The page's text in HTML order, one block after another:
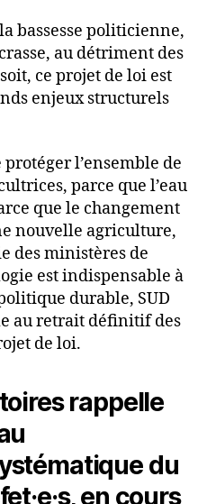
bassesse politicienne,
au détriment des
ce projet de loi est
enjeux structurels
protéger l’ensemble de
parce que l’eau
que le changement
nouvelle agriculture,
des ministères de
est indispensable à
durable, SUD
au retrait définitif des
de loi.
rappelle
du
en cours